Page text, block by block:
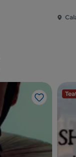
Gosto